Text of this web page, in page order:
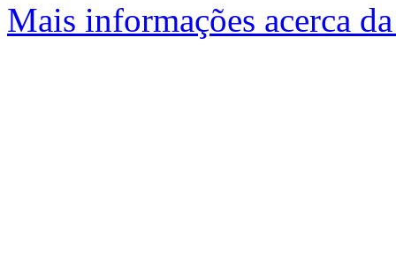
Mais informações acerca